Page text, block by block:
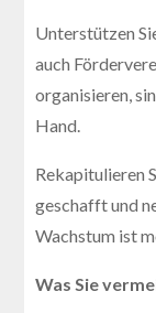
Unterstützen
auch
organisieren,
Hand.
Rekapitulieren
geschafft und
Wachstum ist
Was Sie